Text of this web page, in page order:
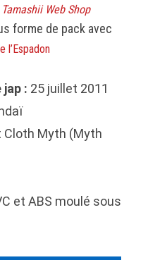
Tamashii Web Shop
forme de pack avec
l’Espadon
: 25 juillet 2011
Cloth Myth (Myth
et ABS moulé sous